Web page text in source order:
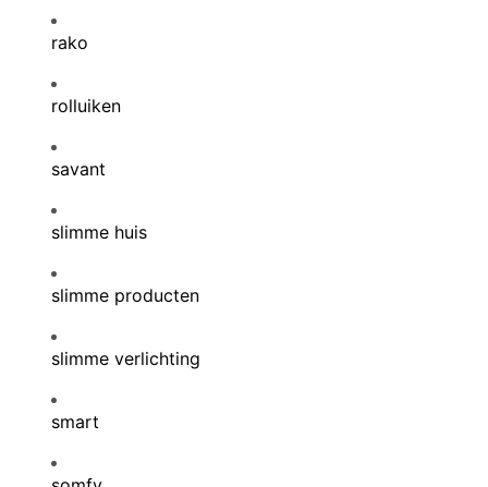
rako
rolluiken
savant
slimme huis
slimme producten
slimme verlichting
smart